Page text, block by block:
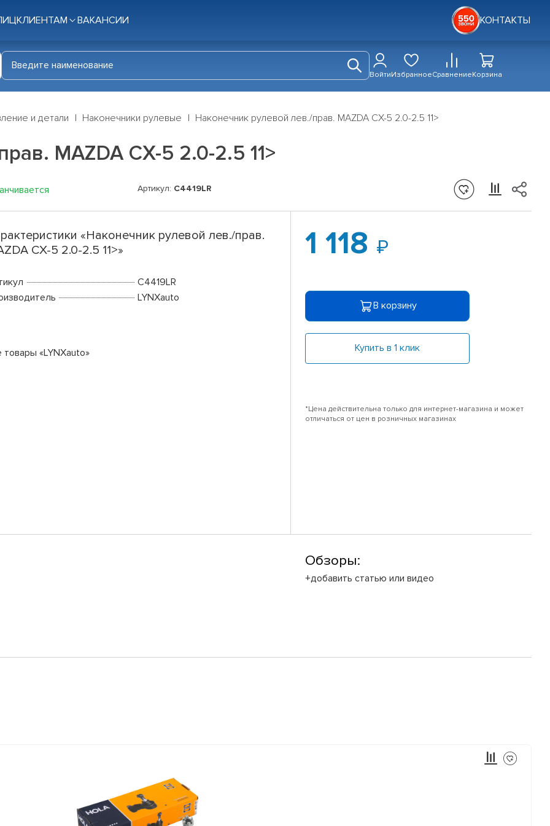
КЛИЕНТАМ ВАКАНСИИ КОНТАКТЫ
ВойтиИзбранноеСравнениеКорзина
и детали Наконечники рулевые Наконечник рулевой лев./прав. MAZDA CX-5 2.0-2.5 11>
MAZDA CX-5 2.0-2.5 11>
Артикул: C4419LR
«Наконечник рулевой лев./прав.
CX-5 2.0-2.5 11>»
C4419LR
LYNXauto
товары «LYNXauto»
1 118
В корзину
Купить в 1 клик
*Цена действительна только для интернет-магазина и может
отличаться от цен в розничных магазинах
Обзоры:
+добавить статью или видео